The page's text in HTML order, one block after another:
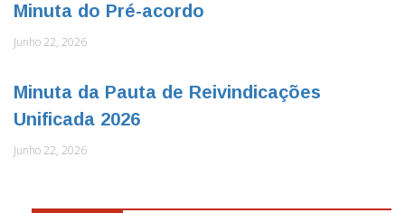
Minuta do Pré-acordo
Junho 22, 2026
Minuta da Pauta de Reivindicações
Unificada 2026
Junho 22, 2026